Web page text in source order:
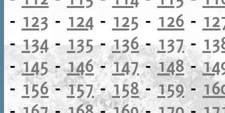
- 123 - 124 - 125 - 126 -
-134 - 135-136-137-
-145-146-147-148-
- 156-157-158-159-